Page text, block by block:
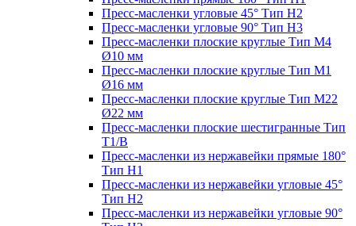
Пресс-масленки угловые 45° Тип H2
Пресс-масленки угловые 90° Тип H3
Пресс-масленки плоские круглые Тип M4
Ø10 мм
Пресс-масленки плоские круглые Тип M1
Ø16 мм
Пресс-масленки плоские круглые Тип M22
Ø22 мм
Пресс-масленки плоские шестигранные Тип
T1/B
Пресс-масленки из нержавейки прямые 180°
Тип H1
Пресс-масленки из нержавейки угловые 45°
Тип H2
Пресс-масленки из нержавейки угловые 90°